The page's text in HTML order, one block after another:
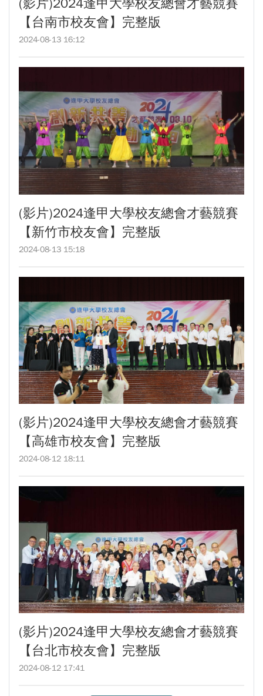
逢甲大學泰國校友會45周年慶 暨第13、14屆
會長交接圓滿成功！
逢甲大學泰國校友會 第45週年會員大會 於昭披
事長 (掌門精釀啤酒)
(影片)2024逢甲大學校友總會才藝競賽
【台南市校友會】完整版
2024-08-13 16:12
(影片)2024逢甲大學校友總會才藝競賽
【新竹市校友會】完整版
2024-08-13 15:18
(影片)2024逢甲大學校友總會才藝競賽
【高雄市校友會】完整版
2024-08-12 18:11
(影片)2024逢甲大學校友總會才藝競賽
【台北市校友會】完整版
2024-08-12 17:41